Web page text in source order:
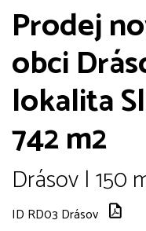
Prodej
obci
lokalita
742 m2
Drásov | 150
ID RD03 Drásov